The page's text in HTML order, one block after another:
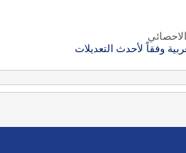
وفقاً لأحدث التعديلات